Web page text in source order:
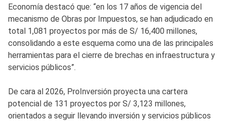
Economía destacó que: “en los 17 años de vigencia del
mecanismo de Obras por Impuestos, se han adjudicado en
total 1,081 proyectos por más de S/ 16,400 millones,
consolidando a este esquema como una de las principales
herramientas para el cierre de brechas en infraestructura y
servicios públicos”.
De cara al 2026, ProInversión proyecta una cartera
potencial de 131 proyectos por S/ 3,123 millones,
orientados a seguir llevando inversión y servicios públicos